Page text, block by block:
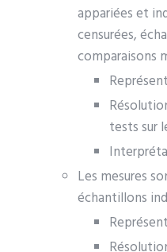
appariées et
censurées,
comparaisons
tests sur
Les mesures
échantillons